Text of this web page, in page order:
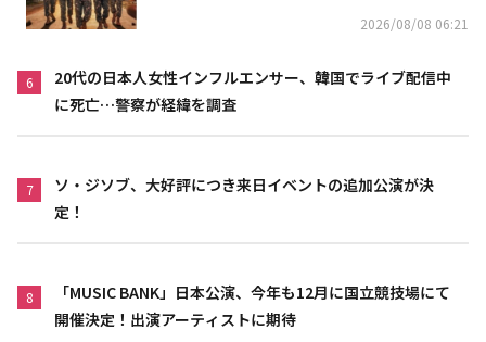
2026/08/08 06:21
6
20代の日本人女性インフルエンサー、韓国でライブ配信中
に死亡…警察が経緯を調査
7
ソ・ジソブ、大好評につき来日イベントの追加公演が決
定！
8
「MUSIC BANK」日本公演、今年も12月に国立競技場にて
開催決定！出演アーティストに期待